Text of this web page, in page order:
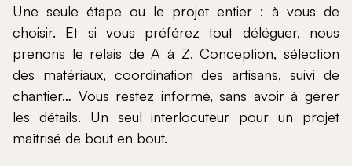
Une seule étape ou le projet entier : à vous de
choisir. Et si vous préférez tout déléguer, nous
prenons le relais de A à Z. Conception, sélection
des matériaux, coordination des artisans, suivi de
chantier… Vous restez informé, sans avoir à gérer
les détails. Un seul interlocuteur pour un projet
maîtrisé de bout en bout.